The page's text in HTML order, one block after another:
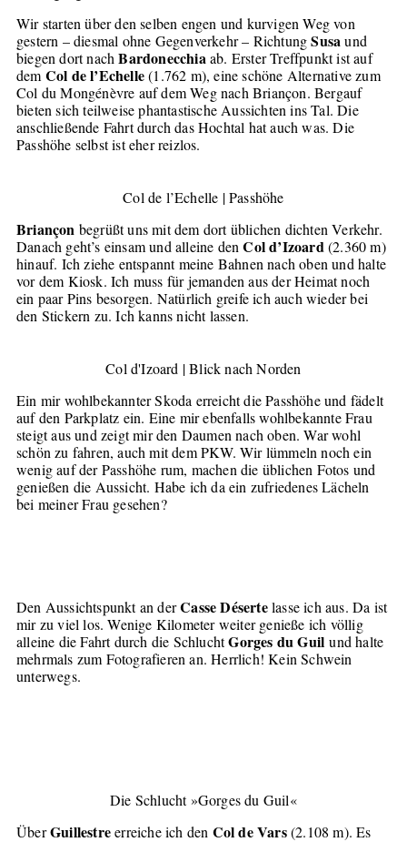
Wir starten über den selben engen und kurvigen Weg von
gestern – diesmal ohne Gegenverkehr – RichtungSusaund
biegen dort nachBardonecchiaab. Erster Treffpunkt ist auf
demCol de l’Echelle(1.762 m), eine schöne Alternative zum
Col du Mongénèvre auf dem Weg nach Briançon. Bergauf
bieten sich teilweise phantastische Aussichten ins Tal. Die
anschließende Fahrt durch das Hochtal hat auch was. Die
Passhöhe selbst ist eher reizlos.
Col de l’Echelle | Passhöhe
Briançon begrüßt uns mit dem dort üblichen dichten Verkehr.
Danach geht’s einsam und alleine denCol d’Izoard(2.360 m)
hinauf. Ich ziehe entspannt meine Bahnen nach oben und halte
vor dem Kiosk. Ich muss für jemanden aus der Heimat noch
ein paar Pins besorgen. Natürlich greife ich auch wieder bei
den Stickern zu. Ich kanns nicht lassen.
Col d'Izoard | Blick nach Norden
Ein mir wohlbekannter Skoda erreicht die Passhöhe und fädelt
auf den Parkplatz ein. Eine mir ebenfalls wohlbekannte Frau
steigt aus und zeigt mir den Daumen nach oben. War wohl
schön zu fahren, auch mit dem PKW. Wir lümmeln noch ein
wenig auf der Passhöhe rum, machen die üblichen Fotos und
genießen die Aussicht. Habe ich da ein zufriedenes Lächeln
bei meiner Frau gesehen?
Den Aussichtspunkt an derCasse Désertelasse ich aus. Da ist
mir zu viel los. Wenige Kilometer weiter genieße ich völlig
alleine die Fahrt durch die SchluchtGorges du Guil und halte
mehrmals zum Fotografieren an. Herrlich! Kein Schwein
unterwegs.
Die Schlucht »Gorges du Guil«
ÜberGuillestreerreiche ich den Col de Vars(2.108 m). Es